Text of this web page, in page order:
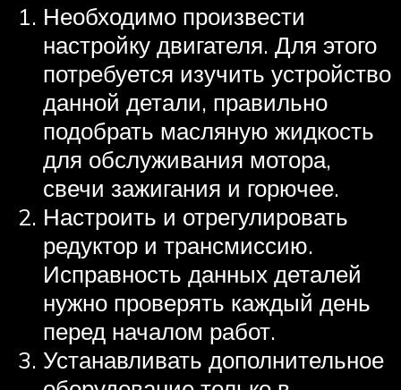
Необходимо произвести
настройку двигателя. Для этого
потребуется изучить устройство
данной детали, правильно
подобрать масляную жидкость
для обслуживания мотора,
свечи зажигания и горючее.
Настроить и отрегулировать
редуктор и трансмиссию.
Исправность данных деталей
нужно проверять каждый день
перед началом работ.
Устанавливать дополнительное